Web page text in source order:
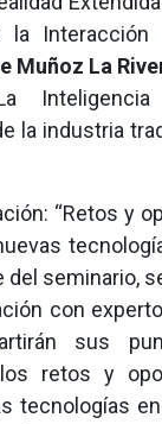
la Interacción
Muñoz La
la industria
“Retos y
del seminario,
con
sus
retos y
tecnologías